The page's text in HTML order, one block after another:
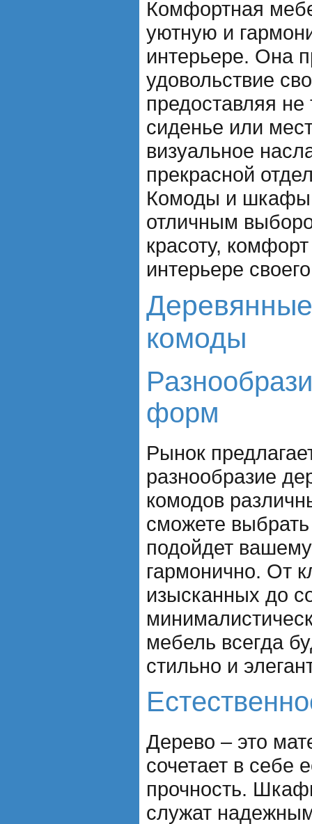
Комфортная
уютную и
интерьере. Она
удовольствие
предоставляя
сиденье или
визуальное
прекрасной
Комоды и шкафы
отличным
красоту,
интерьере
комоды
форм
Рынок
разнообразие
комодов
сможете
подойдет
гармонично. От
изысканных до
мебель всегда
стильно и
Дерево – это
сочетает в себе
прочность.
служат